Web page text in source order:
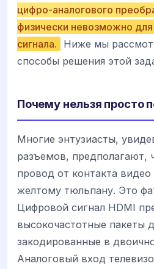
цифро-аналогового
физически невозможно
сигнала.
Ниже мы
способы решения этой
Почему нельзя просто
Многие энтузиасты,
разъемов, предполагают,
провод от контакта
желтому тюльпану. Это
Цифровой сигнал HDMI
высокочастотные пакеты
закодированные в
Аналоговый вход